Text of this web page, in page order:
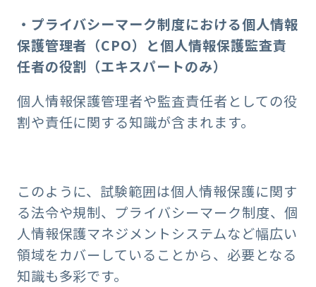
・プライバシーマーク制度における個人情報
保護管理者（CPO）と個人情報保護監査責
任者の役割（エキスパートのみ）
個人情報保護管理者や監査責任者としての役
割や責任に関する知識が含まれます。
このように、試験範囲は個人情報保護に関す
る法令や規制、プライバシーマーク制度、個
人情報保護マネジメントシステムなど幅広い
領域をカバーしていることから、必要となる
知識も多彩です。